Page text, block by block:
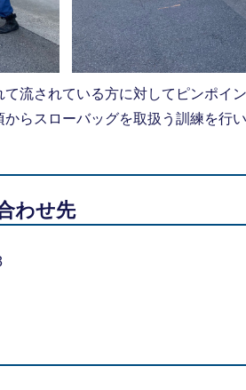
流されている方に対してピンポイ
らスローバッグを取扱う訓練を行
わせ先